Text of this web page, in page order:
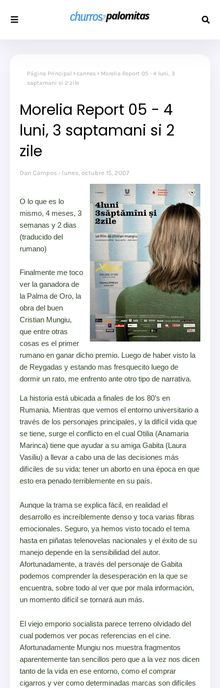
Página Principal cannes
Morelia Report 05 - 4 luni, 3
saptamani si 2 zile
Morelia Report 05 - 4
luni, 3 saptamani si 2
zile
Dan Campos lunes, octubre 15, 2007
O lo que es lo
mismo, 4 meses, 3
semanas y 2 dias
(traducido del
rumano)
Finalmente me toco
ver la ganadora de
la Palma de Oro, la
obra del buen
Cristian Mungiu,
que entre otras
cosas es el primer
rumano en ganar dicho premio. Luego de haber visto la
de Reygadas y estando mas fresquecito luego de
dormir un rato, me enfrento ante otro tipo de narrativa.
La historia está ubicada a finales de los 80’s en
Rumania. Mientras que vemos el entorno universitario a
través de los personajes principales, y la difícil vida que
se tiene, surge el conflicto en el cual Otilia (Anamaria
Marinca) tiene que ayudar a su amiga Gabita (Laura
Vasiliu) a llevar a cabo una de las decisiones más
difíciles de su vida: tener un aborto en una época en que
esto era penado terriblemente en su país.
Aunque la trama se explica fácil, en realidad el
desarrollo es increíblemente denso y toca varias fibras
emocionales. Seguro, ya hemos visto tocado el tema
hasta en piñatas telenovelas nacionales y el éxito de su
manejo depende en la sensibilidad del autor.
Afortunadamente, a través del personaje de Gabita
podemos comprender la desesperación en la que se
encuentra, sobre todo al ver que por mala información,
un momento difícil se tornará aun más.
El viejo emporio socialista parece terreno olvidado del
cual podemos ver pocas referencias en el cine.
Afortunadamente Mungiu nos muestra fragmentos
aparentemente tan sencillos pero que a la vez nos dicen
tanto de la vida en ese entorno, como el comprar
cigarros y ver como determinadas marcas son difíciles